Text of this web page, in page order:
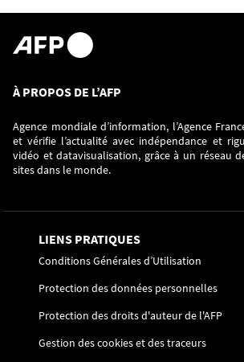
À PROPOS DE L’AFP
Agence mondiale d’information, l’Agence
et vérifie l’actualité avec indépendance et
vidéo et datavisualisation, grâce à un réseau
sites dans le monde.
LIENS PRATIQUES
Conditions Générales d’Utilisation
Protection des données personnelles
Protection des droits d'auteur de l'AFP
Gestion des cookies et des traceurs